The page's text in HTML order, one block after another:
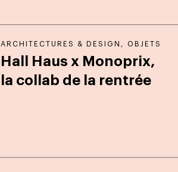
ARCHITECTURES & DESIGN ,OBJETS
Hall Haus x Monoprix,
la collab de la rentrée